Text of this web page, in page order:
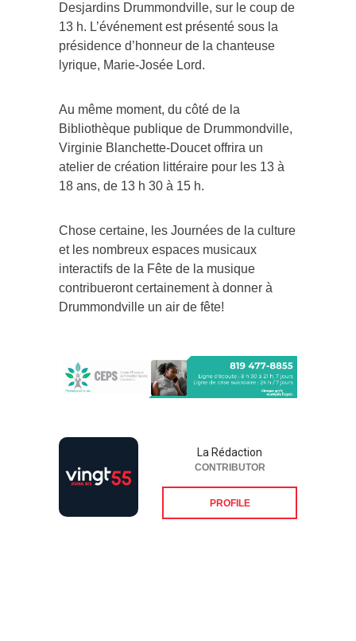
Desjardins Drummondville, sur le coup de
13 h. L’événement est présenté sous la
présidence d’honneur de la chanteuse
lyrique, Marie-Josée Lord.
Au même moment, du côté de la
Bibliothèque publique de Drummondville,
Virginie Blanchette-Doucet offrira un
atelier de création littéraire pour les 13 à
18 ans, de 13 h 30 à 15 h.
Chose certaine, les Journées de la culture
et les nombreux espaces musicaux
interactifs de la Fête de la musique
contribueront certainement à donner à
Drummondville un air de fête!
La Rédaction
CONTRIBUTOR
PROFILE